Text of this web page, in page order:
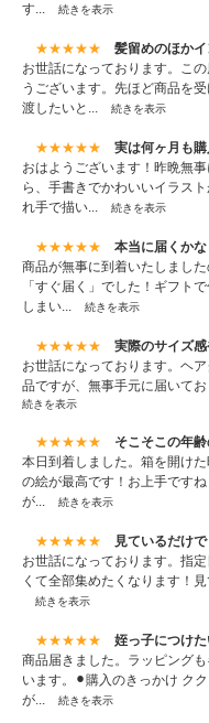
す...
続きを表示
★★★★★
髪留めのほか
お世話になっております。こ
うございます。先ほど商品を
渡したいと...
続きを表示
★★★★★
実は何ヶ月も
おはようございます！昨晩無
ら、手書きでかわいいイラス
れ手で描い...
続きを表示
★★★★★
本当に届くか
商品が無事に到着いたしまし
「すぐ届く」でした！ギフト
しまい...
続きを表示
★★★★★
実際のサイズ
お世話になっております。ヘ
品ですが、無事手元に届いて
続きを表示
★★★★★
そこそこの年
本日到着しました。箱を開け
の絵が最高です！お上手です
が...
続きを表示
★★★★★
見ているだけ
お世話になっております。指
くて全部集めたくなります！
続きを表示
★★★★★
姪っ子につけた
商品届きました。ラッピング
います。⚫︎購入のきっかけ ク
が...
続きを表示